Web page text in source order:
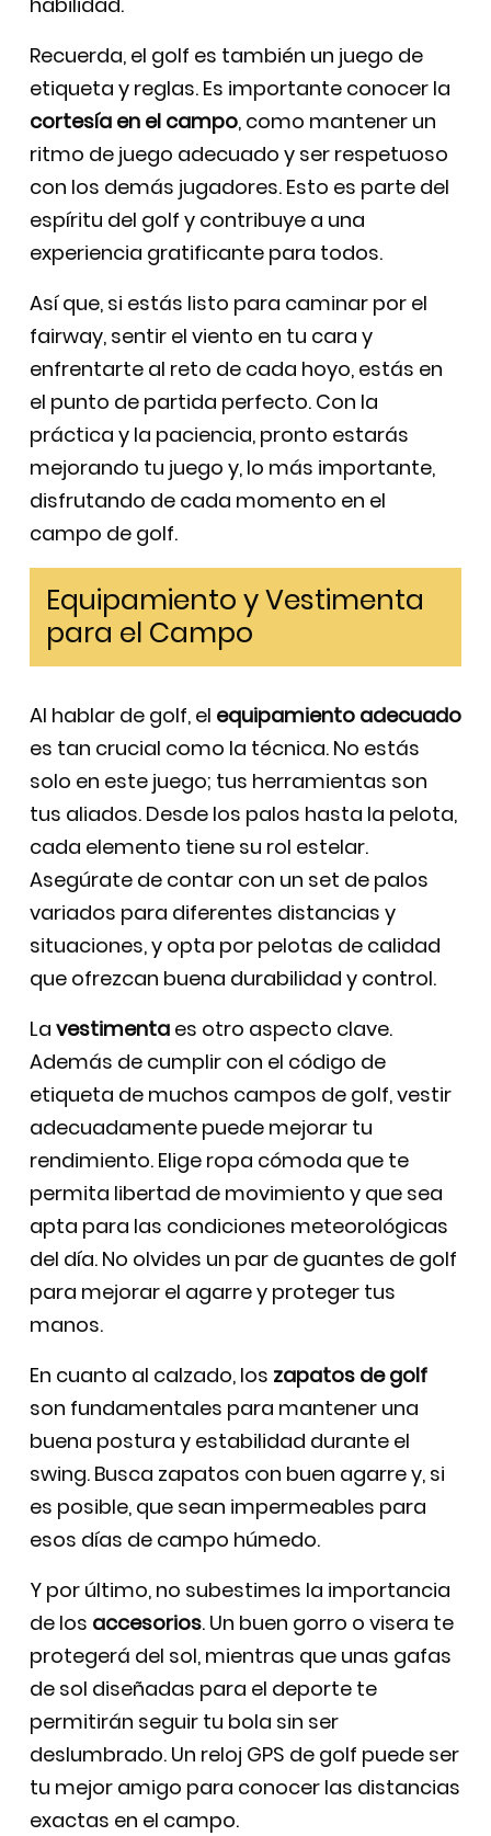
Recuerda, el golf es también un juego de
etiqueta y reglas. Es importante conocer la
cortesía en el campo, como mantener un
ritmo de juego adecuado y ser respetuoso
con los demás jugadores. Esto es parte del
espíritu del golf y contribuye a una
experiencia gratificante para todos.
Así que, si estás listo para caminar por el
fairway, sentir el viento en tu cara y
enfrentarte al reto de cada hoyo, estás en
el punto de partida perfecto. Con la
práctica y la paciencia, pronto estarás
mejorando tu juego y, lo más importante,
disfrutando de cada momento en el
campo de golf.
Equipamiento y Vestimenta
para el Campo
Al hablar de golf, el equipamiento adecuado
es tan crucial como la técnica. No estás
solo en este juego; tus herramientas son
tus aliados. Desde los palos hasta la pelota,
cada elemento tiene su rol estelar.
Asegúrate de contar con un set de palos
variados para diferentes distancias y
situaciones, y opta por pelotas de calidad
que ofrezcan buena durabilidad y control.
La vestimenta es otro aspecto clave.
Además de cumplir con el código de
etiqueta de muchos campos de golf, vestir
adecuadamente puede mejorar tu
rendimiento. Elige ropa cómoda que te
permita libertad de movimiento y que sea
apta para las condiciones meteorológicas
del día. No olvides un par de guantes de golf
para mejorar el agarre y proteger tus
manos.
En cuanto al calzado, los zapatos de golf
son fundamentales para mantener una
buena postura y estabilidad durante el
swing. Busca zapatos con buen agarre y, si
es posible, que sean impermeables para
esos días de campo húmedo.
Y por último, no subestimes la importancia
de los accesorios. Un buen gorro o visera te
protegerá del sol, mientras que unas gafas
de sol diseñadas para el deporte te
permitirán seguir tu bola sin ser
deslumbrado. Un reloj GPS de golf puede ser
tu mejor amigo para conocer las distancias
exactas en el campo.